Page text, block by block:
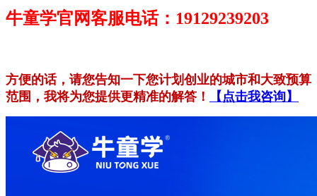
牛童学官网客服电话：19129239203
方便的话，请您告知一下您计划创业的城市和大致预算
范围，我将为您提供更精准的解答！
【点击我咨询】